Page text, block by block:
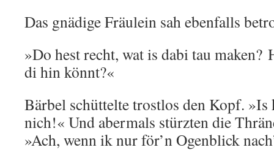
Das gnädige Fräulein sah ebenfalls
»Do hest recht, wat is dabi tau maken?
di hin könnt?«
Bärbel schüttelte trostlos den Kopf. »Is
nich!« Und abermals stürzten die
»Ach, wenn ik nur för’n Ogenblick